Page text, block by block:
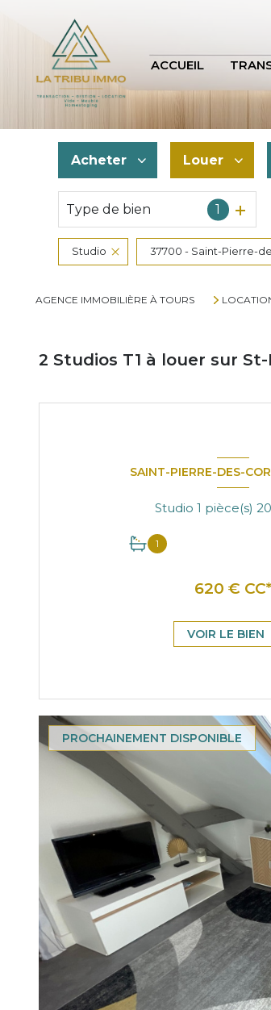
ACCUEIL
AUTRES
VOIR
BIENS
Acheter
De l'ancien
De l'immo pro
Louer
à l'année
De l'immo
Type de bien 1
Studio 37700 - Saint-Pierre-
AGENCE IMMOBILIÈRE À TOURS
2 Studios T1 à louer sur
SAINT-PIERRE-DES-
1
620 € CC*
VOIR LE BIEN
PROCHAINEMENT DISPONIBLE